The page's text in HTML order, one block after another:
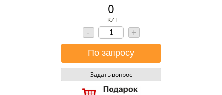
0
KZT
- +
Задать вопрос